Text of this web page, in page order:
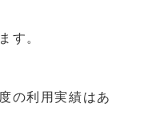
す。
の利用実績はあ